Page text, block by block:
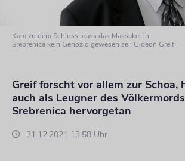
Kam zu dem Schluss, dass das Massaker in
Srebrenica kein Genozid gewesen sei: Gideon Greif
Greif forscht vor allem zur Schoa,
auch als Leugner des
Srebrenica hervorgetan
31.12.2021 13:58 Uhr